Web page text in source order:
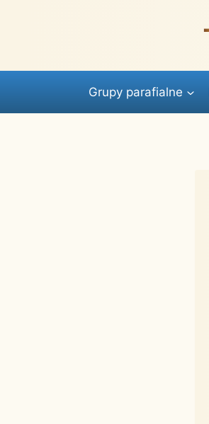
Grupy parafialne